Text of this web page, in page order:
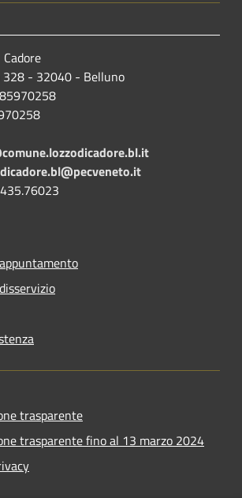
328 - 32040 - Belluno
trasparente
trasparente fino al 13 marzo 2024